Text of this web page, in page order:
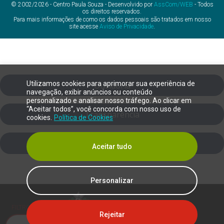
Utilizamos cookies para aprimorar sua experiência de
navegação, exibir anúncios ou conteúdo
personalizado e analisar nosso tráfego. Ao clicar em
“Aceitar todos”, você concorda com nosso uso de
cookies.
Política de Cookies
Personalizar
Rejeitar
Aceitar tudo
FILTRO DE DALTONISMO
Curso
Requisito
Ensino Técnico concluído ou
Graduação concluída
Total do
Curso
Módulos
s
O curso é ofertado em 1 único
módulo.
Material
Didático
Composto por roteiros de estudo,
objetos interativos de estudo.
Plano de
Curso
Clique paraacessar
© 2002/2026 - Centro Paula Souza - Desenvolvido por AssCom/WEB - Todos
os direitos reservados.
Para mais informações de como os dados pessoais são tratados em nosso
site acesse Aviso de Privacidade
Ouvidoria
Transparência
SIC